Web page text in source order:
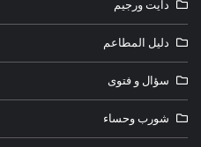
دايت ورجيم
دليل المطاعم
سؤال و فتوى
شورب وحساء